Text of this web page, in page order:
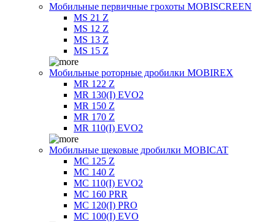
Мобильные первичные грохоты MOBISCREEN
MS 21 Z
MS 12 Z
MS 13 Z
MS 15 Z
Мобильные роторные дробилки MOBIREX
MR 122 Z
MR 130(I) EVO2
MR 150 Z
MR 170 Z
MR 110(I) EVO2
Мобильные щековые дробилки MOBICAT
MC 125 Z
MC 140 Z
MC 110(I) EVO2
MC 160 PRR
MC 120(I) PRO
MC 100(I) EVO